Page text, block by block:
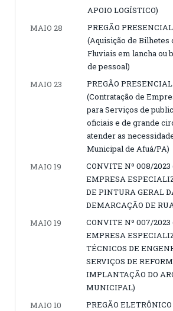
APOIO LOGÍSTICO)
MAIO 28
PREGÃO
(Aquisição de Bilhetes
Fluviais em lancha ou
de pessoal)
MAIO 23
PREGÃO
(Contratação de
para Serviços de
oficiais e de grande
atender as
Municipal de Afuá/PA)
MAIO 19
CONVITE Nº 008/2023
EMPRESA
DE PINTURA GERAL
DEMARCAÇÃO DE
MAIO 19
CONVITE Nº 007/2023
EMPRESA
TÉCNICOS DE
SERVIÇOS DE
IMPLANTAÇÃO DO
MUNICIPAL)
MAIO 10
PREGÃO